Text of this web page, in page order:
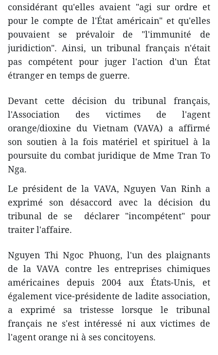
considérant qu'elles avaient "agi sur ordre et
pour le compte de l'État américain" et qu'elles
pouvaient se prévaloir de "l'immunité de
juridiction". Ainsi, un tribunal français n'était
pas compétent pour juger l'action d'un État
étranger en temps de guerre.
Devant cette décision du tribunal français,
l'Association des victimes de l'agent
orange/dioxine du Vietnam (VAVA) a affirmé
son soutien à la fois matériel et spirituel à la
poursuite du combat juridique de Mme Tran To
Nga.
Le président de la VAVA, Nguyen Van Rinh a
exprimé son désaccord avec la décision du
tribunal de se déclarer "incompétent" pour
traiter l'affaire.
Nguyen Thi Ngoc Phuong, l'un des plaignants
de la VAVA contre les entreprises chimiques
américaines depuis 2004 aux États-Unis, et
également vice-présidente de ladite association,
a exprimé sa tristesse lorsque le tribunal
français ne s'est intéressé ni aux victimes de
l'agent orange ni à ses concitoyens.